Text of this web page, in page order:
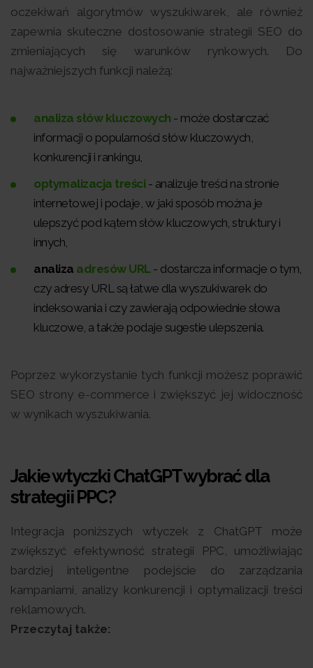
oczekiwań algorytmów wyszukiwarek, ale również
zapewnia skuteczne dostosowanie strategii SEO do
zmieniających się warunków rynkowych. Do
najważniejszych funkcji należą:
analiza słów kluczowych - może dostarczać
informacji o popularności słów kluczowych,
konkurencji i rankingu,
optymalizacja treści - analizuje treści na stronie
internetowej i podaje, w jaki sposób można je
ulepszyć pod kątem słów kluczowych, struktury i
innych,
analiza adresów URL- dostarcza informacje o tym,
czy adresy URL są łatwe dla wyszukiwarek do
indeksowania i czy zawierają odpowiednie słowa
kluczowe, a także podaje sugestie ulepszenia.
Poprzez wykorzystanie tych funkcji możesz poprawić
SEO strony e-commerce i zwiększyć jej widoczność
w wynikach wyszukiwania.
Jakie wtyczki ChatGPT wybrać dla
strategii PPC?
Integracja poniższych wtyczek z ChatGPT może
zwiększyć efektywność strategii PPC, umożliwiając
bardziej inteligentne podejście do zarządzania
kampaniami, analizy konkurencji i optymalizacji treści
reklamowych.
Przeczytaj także: